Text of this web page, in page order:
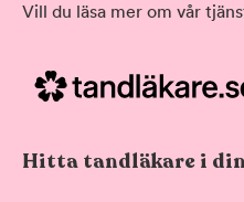
Vill du läsa mer om vår
Hitta tandläkare i